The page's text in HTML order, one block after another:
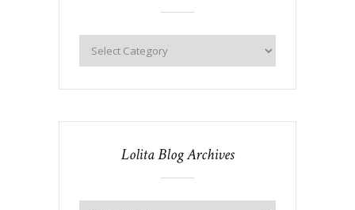
Lolita Blog Archives